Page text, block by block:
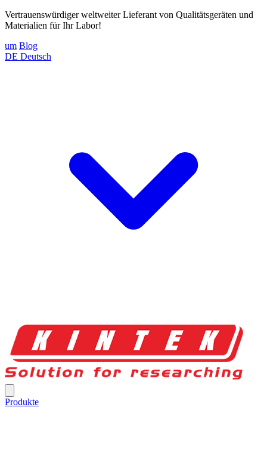
Vertrauenswürdiger weltweiter Lieferant von Qualitätsgeräten und
Materialien für Ihr Labor!
um Blog
DE Deutsch
Produkte